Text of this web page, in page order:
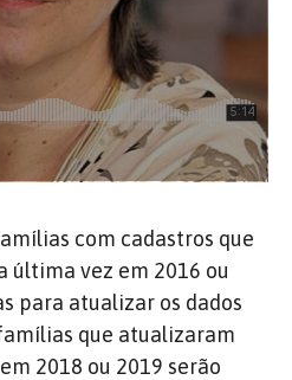
com cadastros que
última vez em 2016 ou
para atualizar os dados
que atualizaram
2018 ou 2019 serão